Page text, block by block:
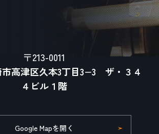
〒213-0011
高津区久本3丁目3−3 ザ・３４
４ビル１階
Google Mapを開く